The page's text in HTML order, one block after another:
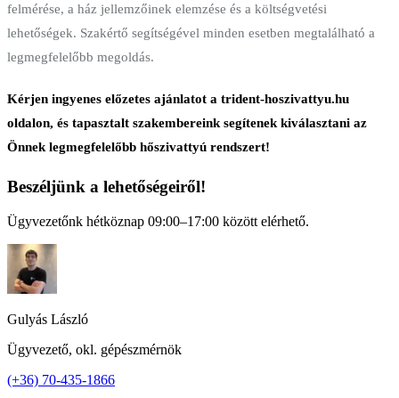
felmérése, a ház jellemzőinek elemzése és a költségvetési
lehetőségek. Szakértő segítségével minden esetben megtalálható a
legmegfelelőbb megoldás.
Kérjen ingyenes előzetes ajánlatot a trident-hoszivattyu.hu
oldalon, és tapasztalt szakembereink segítenek kiválasztani az
Önnek legmegfelelőbb hőszivattyú rendszert!
Beszéljünk a lehetőségeiről!
Ügyvezetőnk hétköznap 09:00–17:00 között elérhető.
Gulyás László
Ügyvezető, okl. gépészmérnök
(+36) 70-435-1866